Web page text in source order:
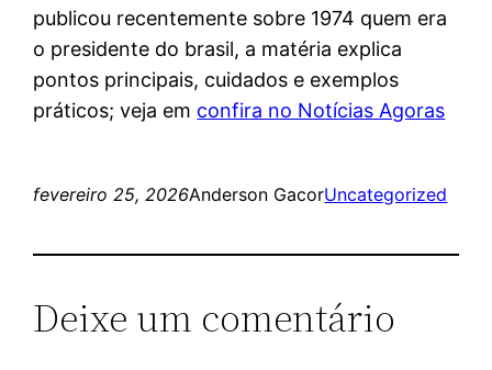
publicou recentemente sobre 1974 quem era
o presidente do brasil, a matéria explica
pontos principais, cuidados e exemplos
práticos; veja em confira no Notícias Agoras
fevereiro 25, 2026Anderson GacorUncategorized
Deixe um comentário